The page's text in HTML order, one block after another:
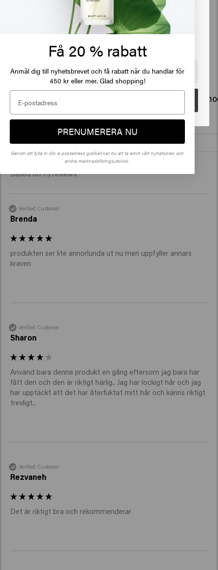
Relaterade produkter
Velvet Smooth Silkening Polish
349.00kr
Köp
Velvet
Based on 73 reviews
Verified Customer
Brenda
produkten ser lite annorlunda ut nu men uppfyller annars
kraven
Verified Customer
Sharon
Använd bara denna produkt en gång eftersom jag bara har
fått den och den är riktigt härlig.. Jag har lockigt hår och jag
har upptäckt att det har återfuktat mitt hår och känns riktigt
trevligt..
Verified Customer
Rezvaneh
Det är riktigt bra och rekommenderar
New content loaded
States of America
Klicka på Gå eller välj din plats nedan
🇺🇸 United States of America 🛒
Få 20 % rabatt
Anmäl dig till nyhetsbrevet och få rabatt när du handlar för
450 kr eller mer. Glad shopping!
PRENUMERERA NU
Genom att fylla in din e-postadress godkänner du att ta emot vårt nyhetsbrev och
andra marknadsföringsutskick.